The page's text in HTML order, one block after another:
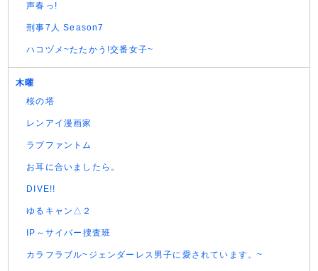
声春っ!
刑事7人 Season7
ハコヅメ~たたかう!交番女子~
木曜
桜の塔
レンアイ漫画家
ラブファントム
お耳に合いましたら。
DIVE!!
ゆるキャン△２
IP～サイバー捜査班
カラフラブル~ジェンダーレス男子に愛されています。~